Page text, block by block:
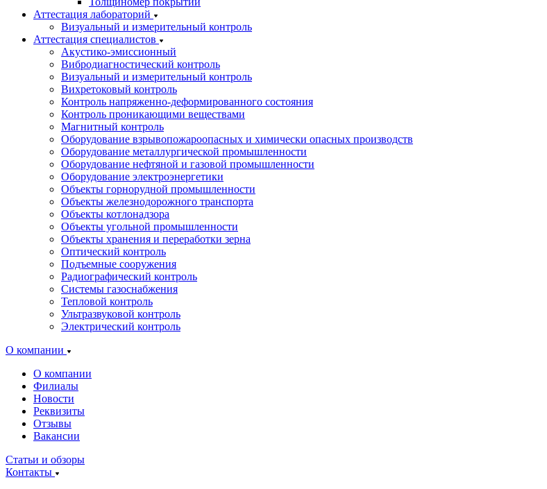
Аттестация лабораторий
Визуальный и измерительный контроль
Аттестация специалистов
Акустико-эмиссионный
Вибродиагностический контроль
Визуальный и измерительный контроль
Вихретоковый контроль
Контроль напряженно-деформированного состояния
Контроль проникающими веществами
Магнитный контроль
Оборудование взрывопожароопасных и химически опасных производств
Оборудование металлургической промышленности
Оборудование нефтяной и газовой промышленности
Оборудование электроэнергетики
Объекты горнорудной промышленности
Объекты железнодорожного транспорта
Объекты котлонадзора
Объекты угольной промышленности
Объекты хранения и переработки зерна
Оптический контроль
Подъемные сооружения
Радиографический контроль
Системы газоснабжения
Тепловой контроль
Ультразвуковой контроль
Электрический контроль
О компании
О компании
Филиалы
Новости
Реквизиты
Отзывы
Вакансии
Статьи и обзоры
Контакты